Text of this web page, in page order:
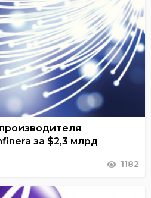
за $2,3 млрд
1182